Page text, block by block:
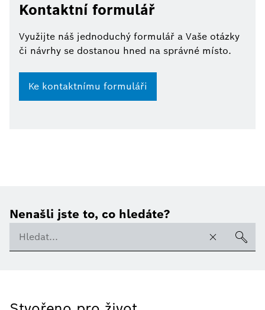
Kontaktní formulář
Využijte náš jednoduchý formulář a Vaše otázky
či návrhy se dostanou hned na správné místo.
Ke kontaktnímu formuláři
Nenašli jste to, co hledáte?